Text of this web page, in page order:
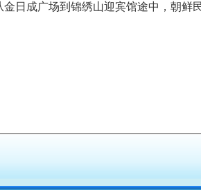
日成广场到锦绣山迎宾馆途中，朝鲜